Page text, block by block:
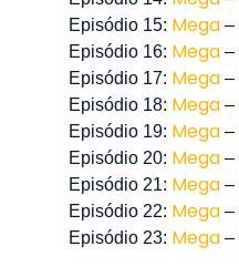
Episódio 15: Mega–
Episódio 16: Mega–
Episódio 17: Mega–
Episódio 18: Mega–
Episódio 19: Mega–
Episódio 20: Mega–
Episódio 21: Mega–
Episódio 22: Mega–
Episódio 23: Mega–